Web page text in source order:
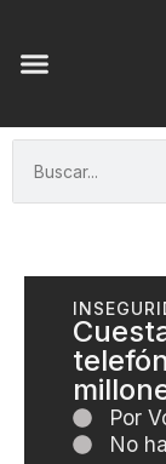
Por
No